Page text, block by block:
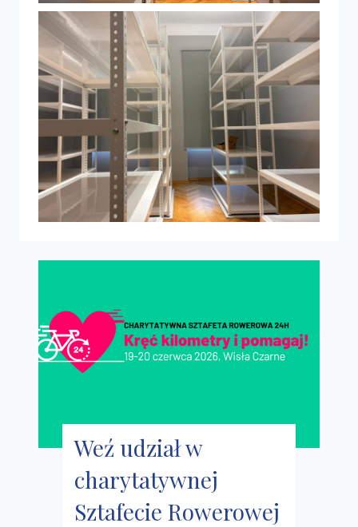
Weź udział w
charytatywnej
Sztafecie Rowerowej